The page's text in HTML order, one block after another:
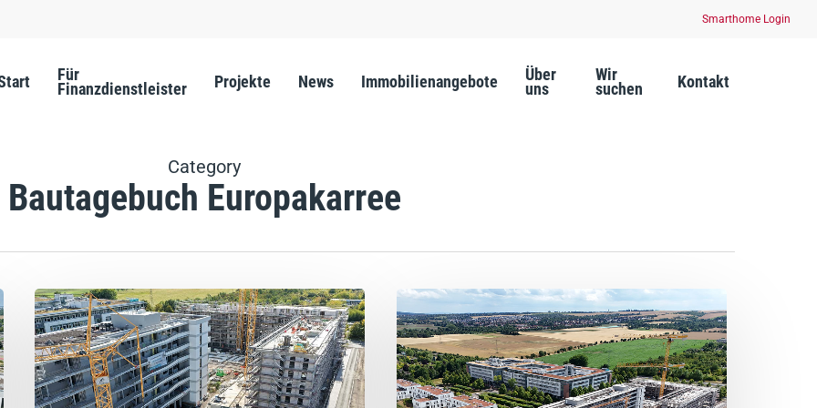
Smarthome Login
Für
Finanzdienstleister Projekte News Immobilienangebote Über
uns
Wir
suchen Kontakt
Category
Bautagebuch Europakarree